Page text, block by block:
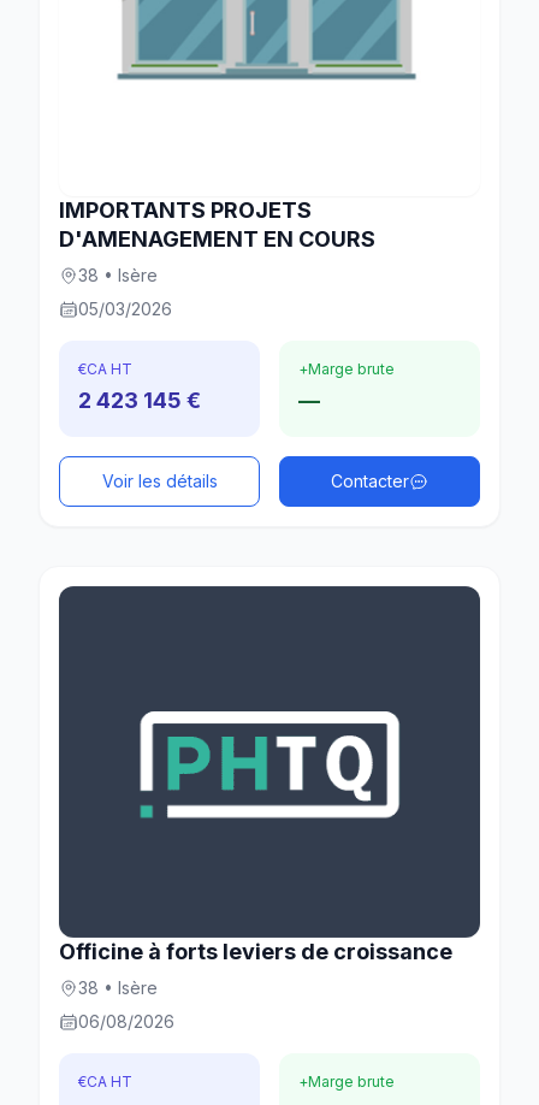
IMPORTANTS PROJETS
D'AMENAGEMENT EN COURS
38 • Isère
05/03/2026
€CA HT
2 423 145 €
+Marge brute
—
Voir les détails Contacter
Officine à forts leviers de croissance
38 • Isère
06/08/2026
€CA HT +Marge brute